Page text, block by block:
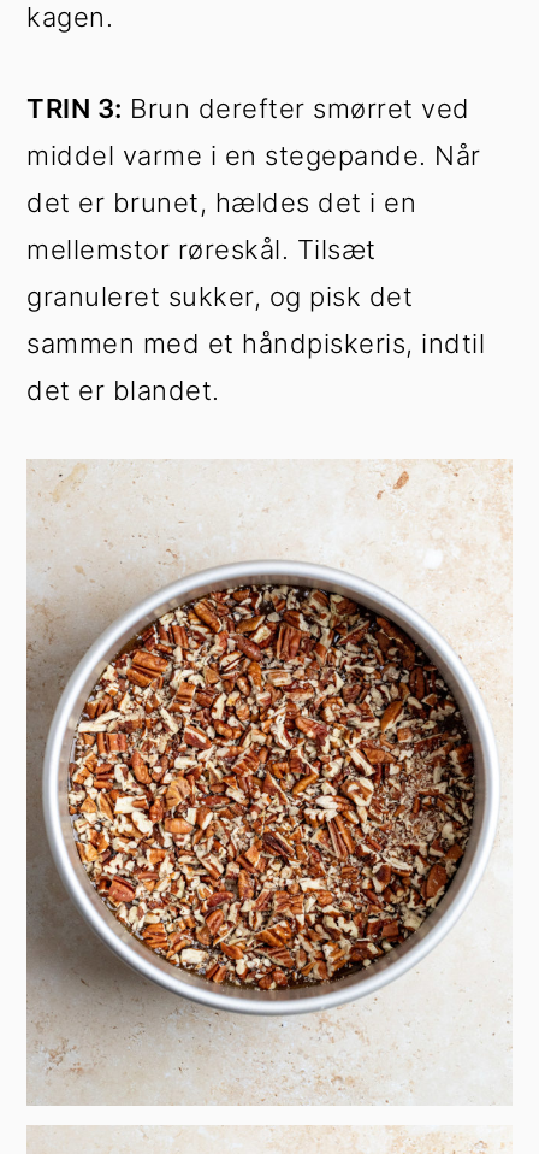
kagen.
TRIN 3: Brun derefter smørret ved
middel varme i en stegepande. Når
det er brunet, hældes det i en
mellemstor røreskål. Tilsæt
granuleret sukker, og pisk det
sammen med et håndpiskeris, indtil
det er blandet.